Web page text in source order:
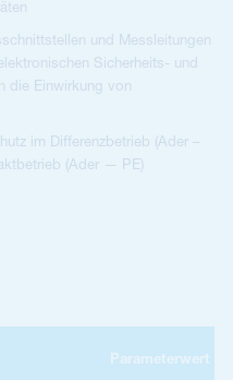
und Messleitungen
Sicherheits- und
die Einwirkung von
im Differenzbetrieb (Ader –
(Ader — PE)
Parameterwert